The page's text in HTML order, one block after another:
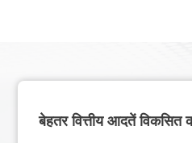
बेहतर वित्तीय आदतें